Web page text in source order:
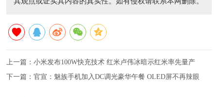
上一篇：小米发布100W快充技术 红米卢伟冰暗示红米率先量产
下一篇：官宣：魅族手机加入DC调光豪华午餐 OLED屏不再辣眼